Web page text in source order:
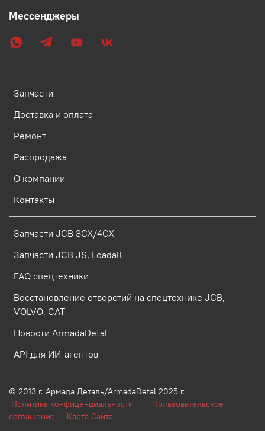
Запчасти
Доставка и оплата
Ремонт
Распродажа
О компании
Контакты
Запчасти JCB 3CX/4CX
Запчасти JCB JS, Loadall
FAQ спецтехники
Восстановление отверстий на спецтехнике JCB,
VOLVO, CAT
Новости ArmadaDetal
API для ИИ-агентов
Мессенджеры
© 2013 г. Армада Деталь/ArmadaDetal 2025 г.
Политика конфиденциальности
Пользовательское
соглашение Карта Сайта